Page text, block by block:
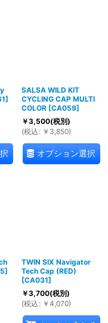
]
SALSA WILD KIT
CYCLING CAP MULTI
COLOR [CA059]
￥3,500(税別)
(税込 : ￥ 3,850)
オプション選択
]
TWIN SIX Navigator
Tech Cap (RED)
[CA031]
￥3,700(税別)
(税込 : ￥ 4,070)